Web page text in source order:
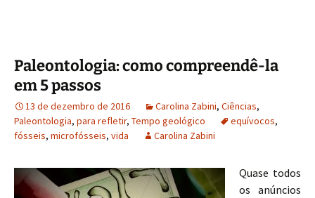
k n
Paleontologia: como compreendê-la
em 5 passos
13 de dezembro de 2016 Carolina Zabini, Ciências,
Paleontologia, para refletir, Tempo geológico equívocos,
fósseis, microfósseis, vida Carolina Zabini
Quase todos
os anúncios